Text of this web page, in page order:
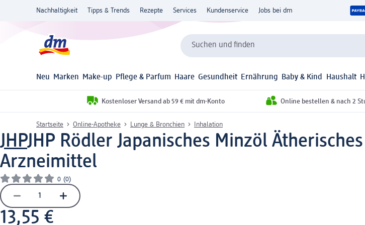
Nachhaltigkeit Tipps & Trends Rezepte Services Kundenservice Jobs bei dm
Suchen und finden
Neu Marken Make-up Pflege & Parfum Haare Gesundheit Ernährung Baby & Kind Haushalt
Kostenloser Versand ab 59 € mit dm-Konto Online bestellen & nach 2
Startseite Online-Apotheke Lunge & Bronchien Inhalation
JHPJHP Rödler Japanisches Minzöl
Arzneimittel
0 (0)
13,55 €